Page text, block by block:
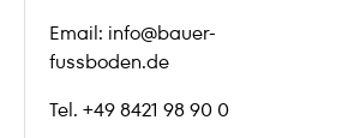
Email: info@bauer-
fussboden.de
Tel. +49 8421 98 90 0